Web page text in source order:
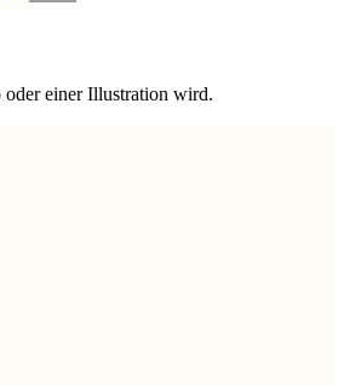
oder einer Illustration wird.